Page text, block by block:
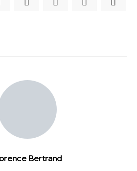
Bertrand